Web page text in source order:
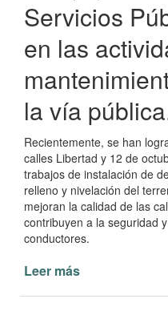
Servicios
en las
la vía
Recientemente, se han
calles Libertad y 12 de
trabajos de instalación de
relleno y nivelación del
mejoran la calidad de las
contribuyen a la seguridad
conductores.
Leer más